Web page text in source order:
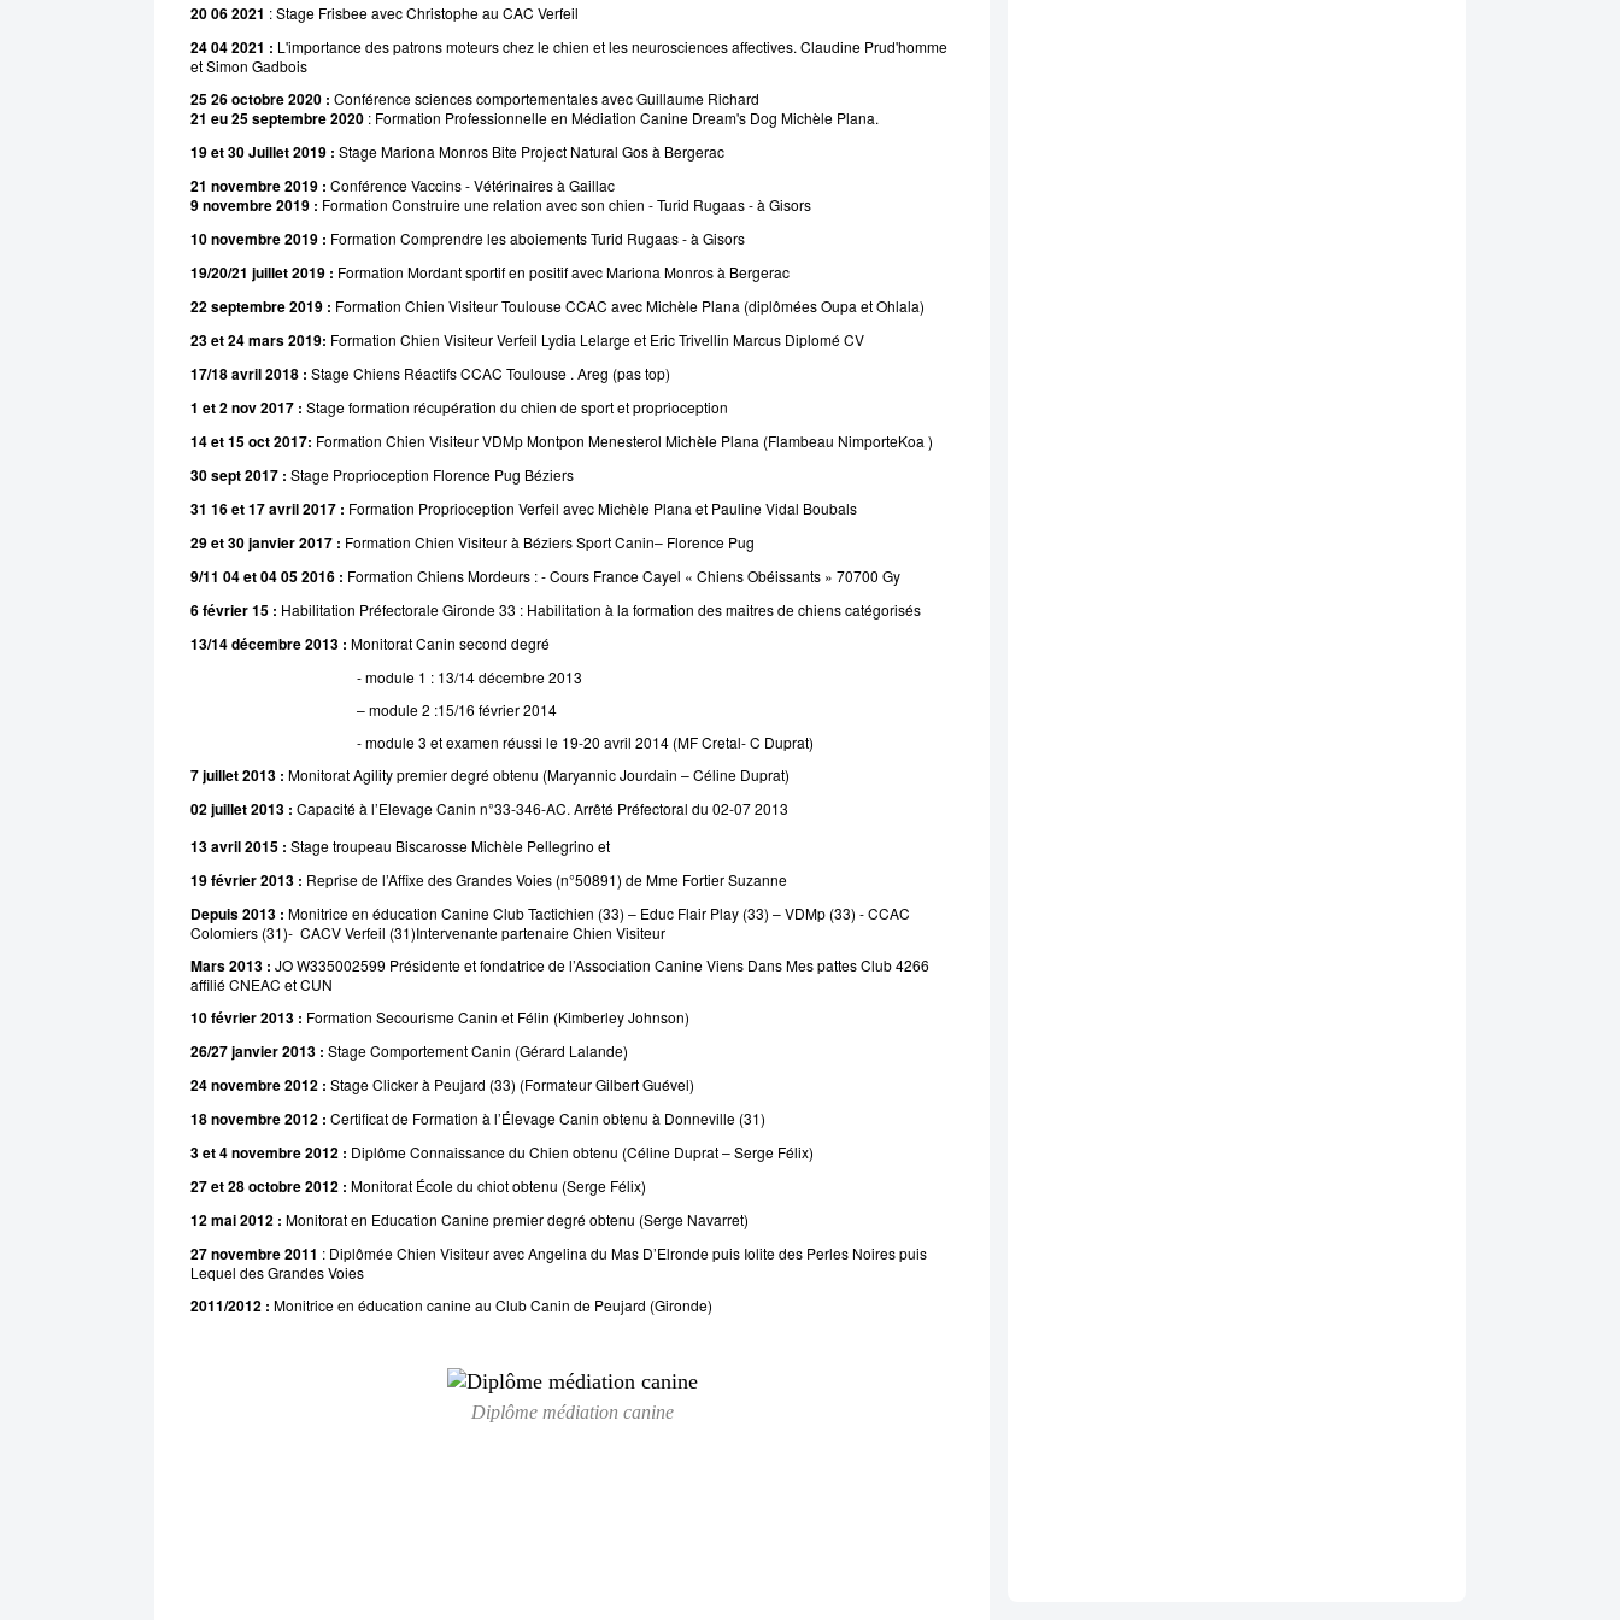
20 06 2021 :Stage Frisbee avec Christophe au CAC Verfeil
24 04 2021 : L'importance des patrons moteurs chez le chien et les neurosciences affectives. Claudine Prud'homme
et Simon Gadbois
25 26 octobre 2020 : Conférence sciences comportementales avec Guillaume Richard
21 eu 25 septembre 2020 : Formation Professionnelle en Médiation Canine Dream's Dog Michèle Plana.
19 et 30 Juillet 2019 : Stage Mariona Monros Bite Project Natural Gos à Bergerac
21 novembre 2019 : Conférence Vaccins - Vétérinaires à Gaillac
9novembre2019 : Formation Construire une relation avec son chien - Turid Rugaas - à Gisors
10novembre2019 : Formation Comprendre les aboiements Turid Rugaas - à Gisors
19/20/21 juillet 2019 : Formation Mordant sportif en positif avec Mariona Monros à Bergerac
22 septembre 2019 : Formation Chien Visiteur Toulouse CCAC avec Michèle Plana (diplômées Oupa et Ohlala)
23 et 24 mars 2019: Formation Chien Visiteur Verfeil Lydia Lelarge et Eric Trivellin Marcus Diplomé CV
17/18 avril 2018 : Stage Chiens Réactifs CCAC Toulouse . Areg (pas top)
1 et 2 nov 2017 : Stage formation récupération du chien de sport et proprioception
14 et 15 oct 2017: Formation Chien Visiteur VDMp Montpon Menesterol Michèle Plana (Flambeau NimporteKoa )
30 sept 2017 : Stage Proprioception Florence Pug Béziers
31 16 et 17 avril 2017 : Formation Proprioception Verfeil avec Michèle Plana et Pauline Vidal Boubals
29 et 30 janvier 2017 : Formation Chien Visiteur à Béziers Sport Canin– Florence Pug
9/11 04 et 04 05 2016 : Formation Chiens Mordeurs : - Cours France Cayel « Chiens Obéissants » 70700 Gy
6février15 : Habilitation Préfectorale Gironde 33 : Habilitation à la formation des maitres de chiens catégorisés
13/14 décembre 2013 : Monitorat Canin second degré
- module 1 : 13/14 décembre 2013
– module 2 :15/16 février 2014
- module 3 et examen réussi le 19-20 avril 2014 (MF Cretal- C Duprat)
7 juillet 2013 : Monitorat Agility premier degré obtenu (Maryannic Jourdain – Céline Duprat)
02juillet2013 : Capacité à l’Elevage Canin n°33-346-AC. Arrêté Préfectoral du 02-07 2013
13 avril 2015 : Stage troupeau Biscarosse Michèle Pellegrino et
19 février 2013 : Reprise de l’Affixe des Grandes Voies (n°50891) de Mme Fortier Suzanne
Depuis 2013 : Monitrice en éducation Canine Club Tactichien (33) – Educ Flair Play (33) – VDMp (33) - CCAC
Colomiers (31)- CACVVerfeil (31)Intervenante partenaire Chien Visiteur
Mars 2013 : JO W335002599 Présidente et fondatrice de l’Association Canine Viens Dans Mes pattes Club 4266
affiliéCNEAC etCUN
10février2013 : Formation Secourisme Canin et Félin (Kimberley Johnson)
26/27 janvier 2013 : Stage Comportement Canin (Gérard Lalande)
24 novembre 2012 : Stage Clickerà Peujard (33) (Formateur Gilbert Guével)
18 novembre 2012 : Certificat de Formation à l’Élevage Canin obtenu à Donneville (31)
3 et 4 novembre 2012 : Diplôme Connaissance du Chien obtenu (Céline Duprat – Serge Félix)
27 et 28 octobre 2012 : Monitorat École du chiot obtenu (Serge Félix)
12 mai 2012 : Monitorat en Education Canine premier degré obtenu (Serge Navarret)
27 novembre 2011 : Diplômée Chien Visiteur avec Angelina du Mas D’Elronde puis Iolite des Perles Noires puis
Lequel des Grandes Voies
2011/2012 : Monitrice en éducation canine au Club Canin de Peujard (Gironde)
Diplôme médiation canine